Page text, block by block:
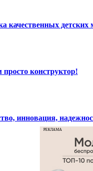
качественных детских
конструктор!
инновация,
РЕКЛАМА